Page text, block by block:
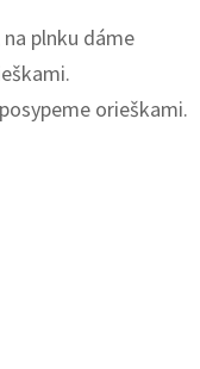
plnku dáme
orieškami.